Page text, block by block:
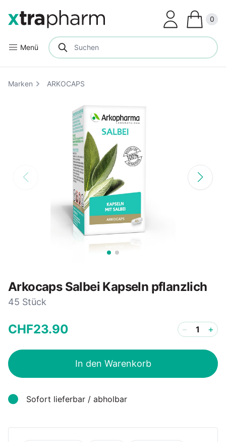
Menü
0
Marken ARKOCAPS
Arkocaps Salbei Kapseln pflanzlich
45 Stück
CHF23.90 − +
In den Warenkorb
Sofort lieferbar / abholbar